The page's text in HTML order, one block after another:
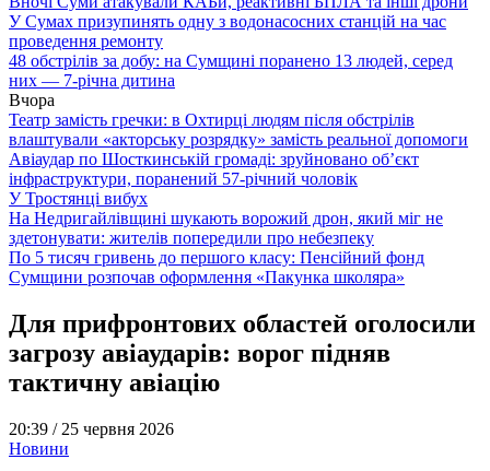
У Сумах призупинять одну з водонасосних станцій на час
проведення ремонту
48 обстрілів за добу: на Сумщині поранено 13 людей, серед
них — 7-річна дитина
Вчора
Театр замість гречки: в Охтирці людям після обстрілів
влаштували «акторську розрядку» замість реальної допомоги
Авіаудар по Шосткинській громаді: зруйновано об’єкт
інфраструктури, поранений 57-річний чоловік
У Тростянці вибух
На Недригайлівщині шукають ворожий дрон, який міг не
здетонувати: жителів попередили про небезпеку
По 5 тисяч гривень до першого класу: Пенсійний фонд
Сумщини розпочав оформлення «Пакунка школяра»
Для прифронтових областей оголосили
загрозу авіаударів: ворог підняв
тактичну авіацію
20:39 / 25 червня 2026
Новини